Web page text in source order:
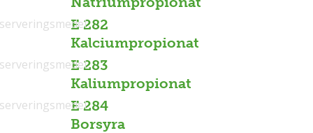
E 282
Kalciumpropionat
E 283
Kaliumpropionat
E 284
Borsyra